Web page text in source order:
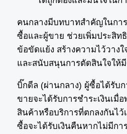
คนกลางมีบทบาทสำคัญในกา
ซื้อและผู้ขาย ช่วยเพิ่มประสิท
ข้อขัดแย้ง สร้างความไว้วาง
และสนับสนุนการตัดสินใจให้
บิ๊กดีล (ผ่านกลาง) ผู้ซื้อได้รับก
ขายจะได้รับการชำระเงินเมื่
สินค้าหรือบริการที่ตกลงกันไว้
ซื้อจะได้รับเงินคืนหากไม่มีกา